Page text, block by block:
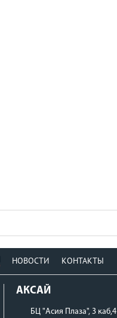
НОВОСТИ КОНТАКТЫ
АКСАЙ
БЦ "Асия Плаза", 3 каб,4